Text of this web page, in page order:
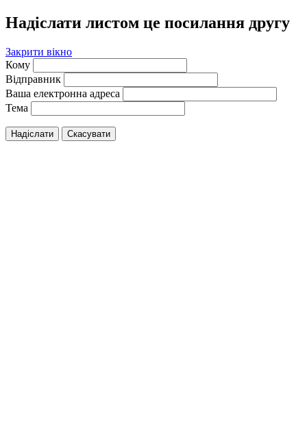
Надіслати листом це посилання другу
Закрити вікно
Кому
Відправник
Ваша електронна адреса
Тема
Надіслати Скасувати